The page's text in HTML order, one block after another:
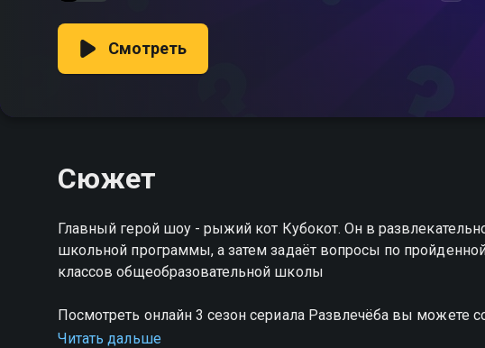
Смотреть
Сюжет
Главный герой шоу - рыжий кот Кубокот. Он в
школьной программы, а затем задаёт вопросы по
классов общеобразовательной школы
Посмотреть онлайн 3 сезон сериала Развлечёба вы можете
качестве на Смотрёшке
Читать дальше